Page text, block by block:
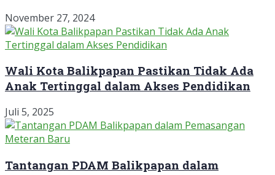
November 27, 2024
Wali Kota Balikpapan Pastikan Tidak Ada
Anak Tertinggal dalam Akses Pendidikan
Juli 5, 2025
Tantangan PDAM Balikpapan dalam